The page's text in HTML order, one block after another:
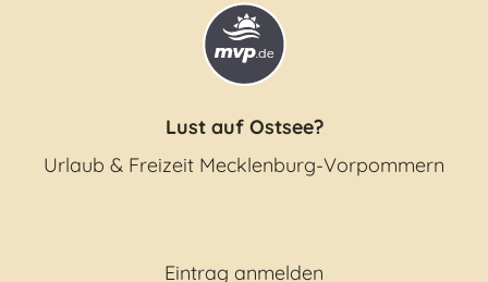
Lust auf Ostsee?
Urlaub & Freizeit Mecklenburg-Vorpommern
Eintrag anmelden